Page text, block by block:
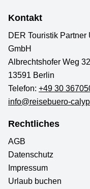
Kontakt
DER Touristik
GmbH
Albrechtshofer Weg
13591 Berlin
Telefon: +49 30
info@reisebuero-
Rechtliches
AGB
Datenschutz
Impressum
Urlaub buchen